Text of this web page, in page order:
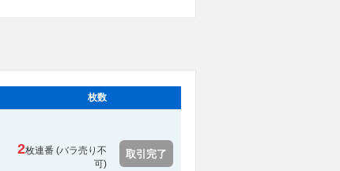
枚数
2枚連番 (バラ売り不
可)
取引完了